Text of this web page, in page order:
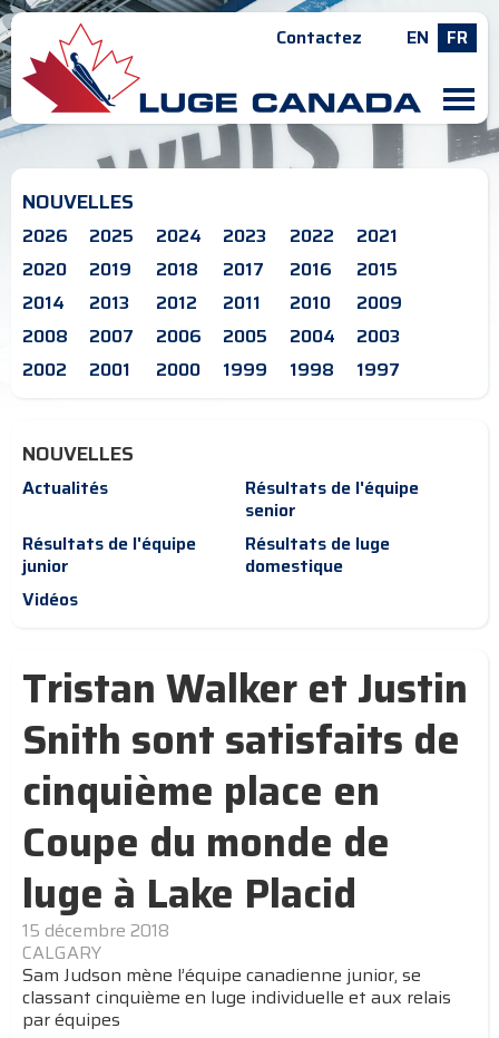
Contactez EN FR
M
NOUVELLES
2026 2025 2024 2023 2022
2021
2020
2019 2018 2017 2016
2015
2014
2013 2012 2011 2010
2009
2008
2007 2006 2005 2004
2003
2002
2001 2000 1999 1998 1997
NOUVELLES
Actualités
Résultats de l'équipe
senior
Résultats de l'équipe
junior
Résultats de luge
domestique
Vidéos
Tristan Walker et Justin
Snith sont satisfaits de
cinquième place en
Coupe du monde de
luge à Lake Placid
15 décembre 2018
CALGARY
Sam Judson mène l’équipe canadienne junior, se
classant cinquième en luge individuelle et aux relais
par équipes